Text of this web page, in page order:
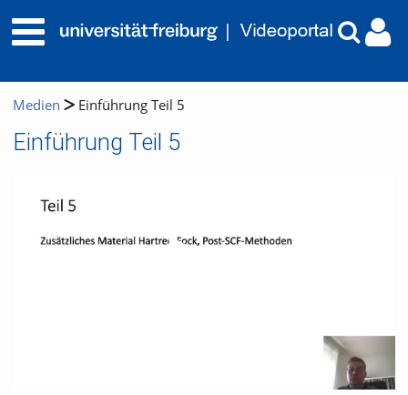
Medien Einführung Teil 5
Einführung Teil 5